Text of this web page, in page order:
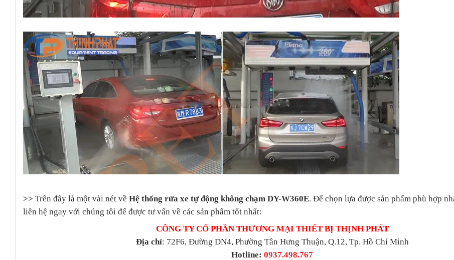
>> Trên đây là một vài nét về Hệ thống rửa xe tự động không chạm DY-W360E. Để chọn lựa được sản phẩm phù hợp
liên hệ ngay với chúng tôi để được tư vấn về các sản phẩm tốt nhất:
CÔNG TY CỔ PHẦN THƯƠNG MẠI THIẾT BỊ THỊNH PHÁT
Địa chỉ: 72F6, Đường DN4, Phường Tân Hưng Thuận, Q.12, Tp. Hồ Chí Minh
Hotline: 0937.498.767